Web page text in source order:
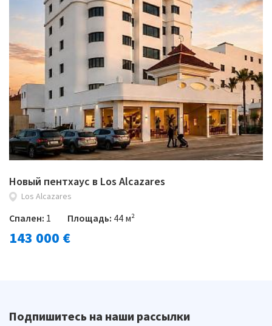
Новый пентхаус в Los Alcazares
Los Alcazares
Спален: 1 Площадь: 44 м²
143 000 €
Подпишитесь на наши рассылки